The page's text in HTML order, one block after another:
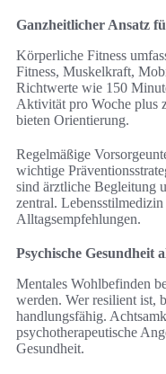
Ganzheitlicher Ansatz
Körperliche Fitness
Fitness, Muskelkraft,
Richtwerte wie 150
Aktivität pro Woche plus
bieten Orientierung.
Regelmäßige
wichtige
sind ärztliche Begleitung
zentral.
Alltagsempfehlungen.
Psychische Gesundheit
Mentales Wohlbefinden
werden. Wer resilient ist,
handlungsfähig.
psychotherapeutische
Gesundheit.